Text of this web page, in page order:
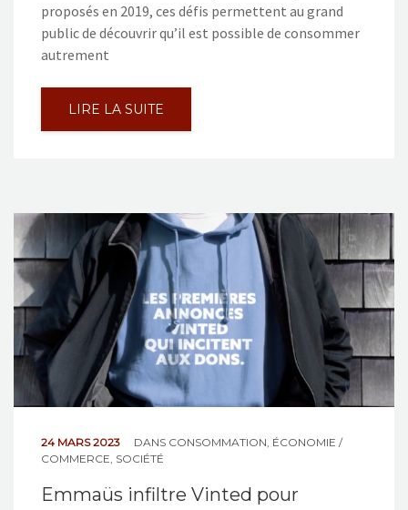
proposés en 2019, ces défis permettent au grand
public de découvrir qu’il est possible de consommer
autrement
LIRE LA SUITE
24 MARS 2023 DANS CONSOMMATION ÉCONOMIE /
COMMERCE SOCIÉTÉ
Emmaüs infiltre Vinted pour